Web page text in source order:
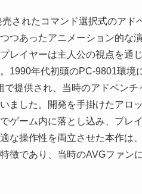
されたコマンド選択式のアド
つあったアニメーション的な
レイヤーは主人公の視点を通
1990年代初頭のPC-9801環境
提供され、当時のアドベンチ
ました。開発を手掛けたアロ
ゲーム内に落とし込み、プレ
な操作性を両立させた本作は
徴であり、当時のAVGファン